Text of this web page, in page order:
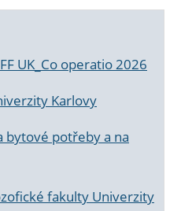
UK_Co operatio 2026
Karlovy
bytové potřeby a na
fakulty Univerzity